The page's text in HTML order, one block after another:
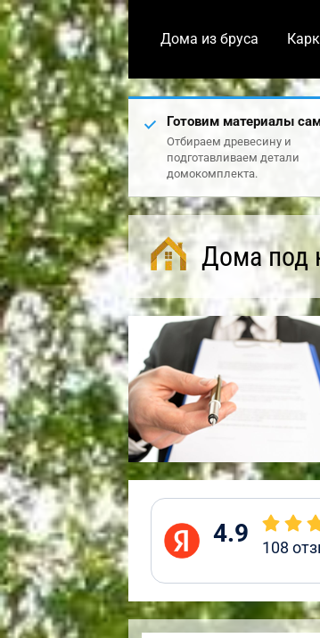
Дома из бруса
Готовим материалы
Отбираем древесину и
подготавливаем детали
домокомплекта.
Дома под
4.9 108